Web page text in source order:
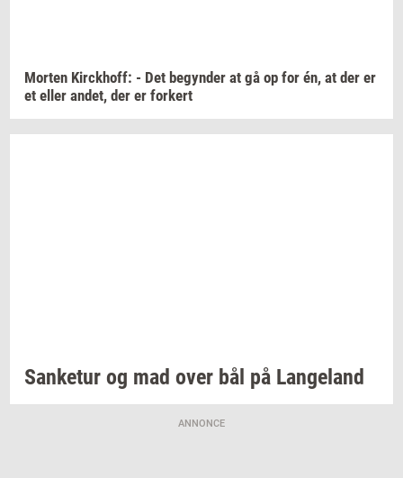
Mor­ten Kirck­hoff: - Det be­gyn­der at gå op for én, at der er
et eller andet, der er for­kert
San­ke­tur og mad over bål på Lan­geland
ANNONCE